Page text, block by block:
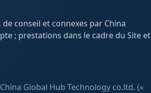
conseil et connexes par China
; prestations dans le cadre du Site et
Global Hub Technology co.ltd. («